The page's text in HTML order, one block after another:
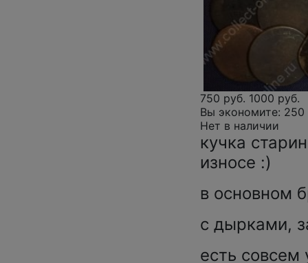
750 руб. 1000 руб.
Вы экономите: 250
Нет в наличии
кучка
износе :)
в основном
с дырками,
есть совсем